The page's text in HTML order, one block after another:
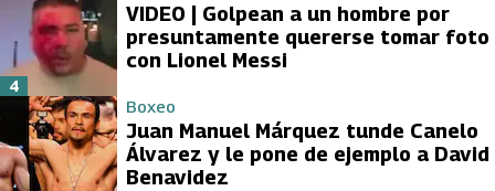
VIDEO | Golpean a un hombre por
presuntamente quererse tomar foto
con Lionel Messi
4
Boxeo
Juan Manuel Márquez tunde Canelo
Álvarez y le pone de ejemplo a David
Benavidez